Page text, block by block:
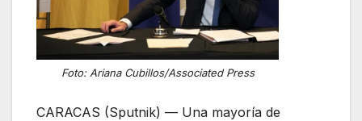
Foto: Ariana Cubillos/Associated Press
CARACAS (Sputnik) — Una mayoría de